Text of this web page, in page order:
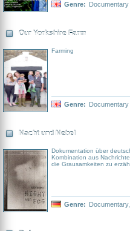
Genre: Documentary
Our Yorkshire Farm
Farming
Genre: Documentary
Nacht und Nebel
Dokumentation über
Kombination aus
die Grausamkeiten zu
Genre: Documentary,